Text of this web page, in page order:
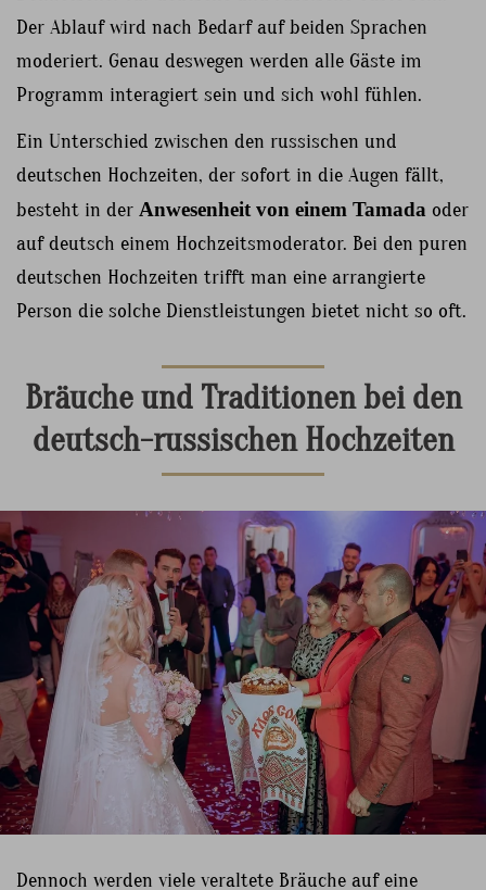
Der Ablauf wird nach Bedarf auf beiden Sprachen
moderiert. Genau deswegen werden alle Gäste im
Programm interagiert sein und sich wohl fühlen.
Ein Unterschied zwischen den russischen und
deutschen Hochzeiten, der sofort in die Augen fällt,
besteht in der Anwesenheit von einem Tamada oder
auf deutsch einem Hochzeitsmoderator. Bei den puren
deutschen Hochzeiten trifft man eine arrangierte
Person die solche Dienstleistungen bietet nicht so oft.
Bräuche und Traditionen bei den
deutsch-russischen Hochzeiten
Dennoch werden viele veraltete Bräuche auf eine